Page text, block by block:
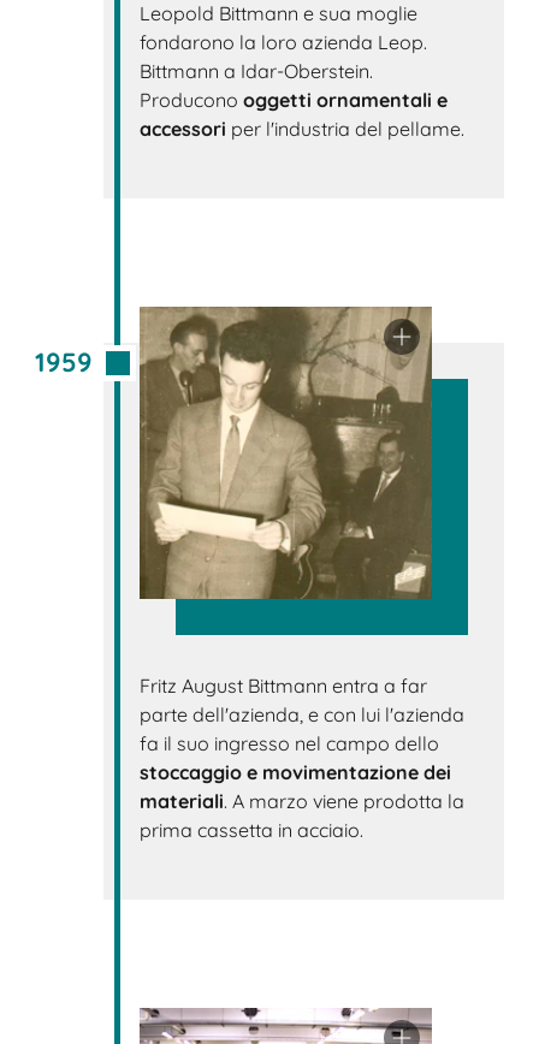
Leopold Bittmann e sua moglie
fondarono la loro azienda Leop.
Bittmann a Idar-Oberstein.
Produconooggetti ornamentali e
accessori per l'industria del pellame.
1959
Fritz August Bittmann entra a far
parte dell'azienda, e con lui l'azienda
fa il suo ingresso nel campo dello
stoccaggio e movimentazione dei
materiali. A marzo viene prodotta la
prima cassetta in acciaio.